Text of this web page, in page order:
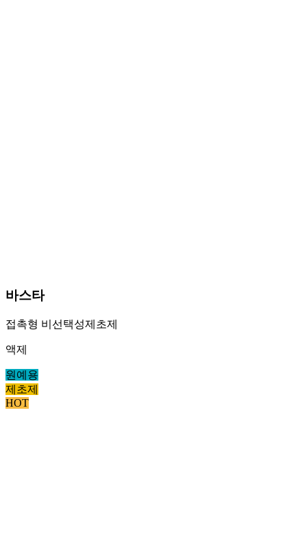
바스타
접촉형 비선택성제초제
액제
원예용
제초제
HOT